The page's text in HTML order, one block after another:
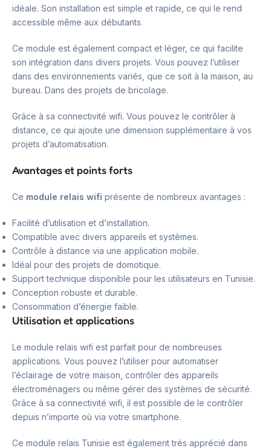
idéale. Son installation est simple et rapide, ce qui le rend
accessible même aux débutants.
Ce module est également compact et léger, ce qui facilite
son intégration dans divers projets. Vous pouvez l’utiliser
dans des environnements variés, que ce soit à la maison, au
bureau. Dans des projets de bricolage.
Grâce à sa connectivité wifi. Vous pouvez le contrôler à
distance, ce qui ajoute une dimension supplémentaire à vos
projets d’automatisation.
Avantages et points forts
Ce module relais wifi présente de nombreux avantages :
Facilité d’utilisation et d’installation.
Compatible avec divers appareils et systèmes.
Contrôle à distance via une application mobile.
Idéal pour des projets de domotique.
Support technique disponible pour les utilisateurs en Tunisie.
Conception robuste et durable.
Consommation d’énergie faible.
Utilisation et applications
Le module relais wifi est parfait pour de nombreuses
applications. Vous pouvez l’utiliser pour automatiser
l’éclairage de votre maison, contrôler des appareils
électroménagers ou même gérer des systèmes de sécurité.
Grâce à sa connectivité wifi, il est possible de le contrôler
depuis n’importe où via votre smartphone.
Ce module relais Tunisie est également très apprécié dans